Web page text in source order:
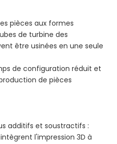
pièces aux formes
de turbine des
être usinées en une seule
de configuration réduit et
de pièces
additifs et soustractifs :
l'impression 3D à